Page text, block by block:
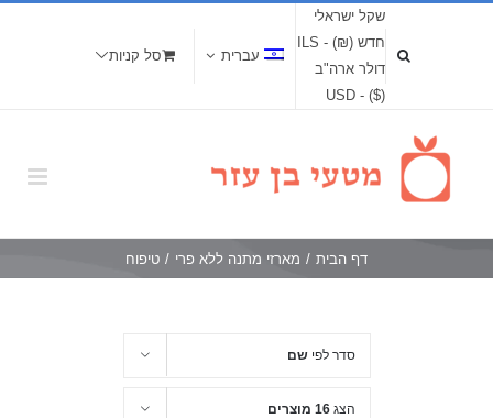
שקל ישראלי
חדש (₪) - ILS
דולר ארה"ב
($) - USD
עברית סל קניות
דף הבית / מארזי מתנה ללא פרי / טיפוח
סדר לפישם
הצג16 מוצרים